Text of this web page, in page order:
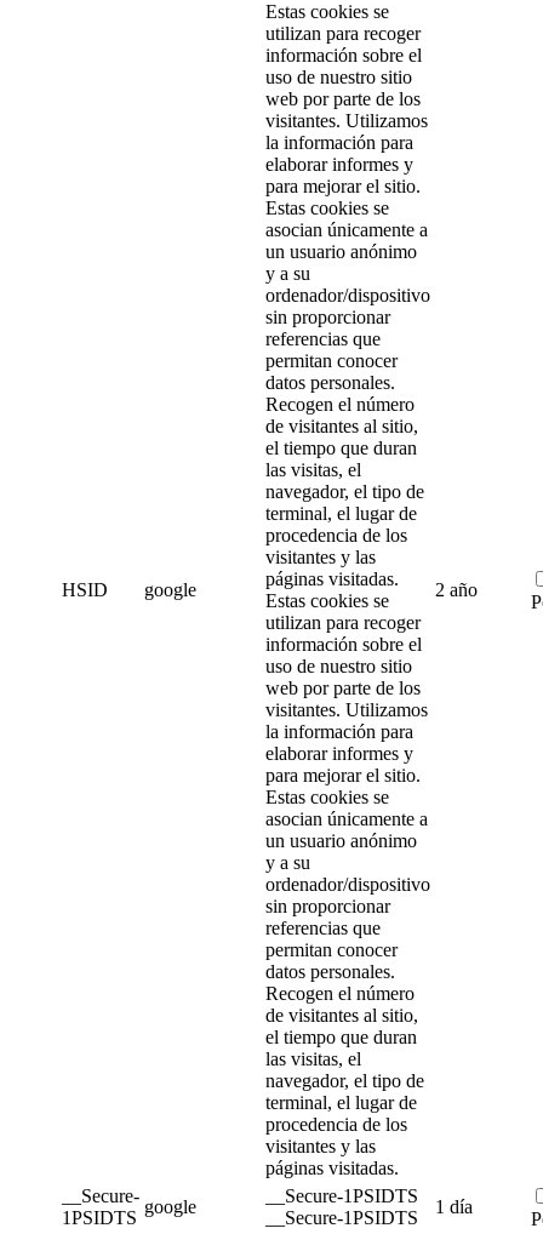
HSID google
Estas cookies se
utilizan para recoger
información sobre el
uso de nuestro sitio
web por parte de los
visitantes. Utilizamos
la información para
elaborar informes y
para mejorar el sitio.
Estas cookies se
asocian únicamente a
un usuario anónimo
y a su
ordenador/dispositivo
sin proporcionar
referencias que
permitan conocer
datos personales.
Recogen el número
de visitantes al sitio,
el tiempo que duran
las visitas, el
navegador, el tipo de
terminal, el lugar de
procedencia de los
visitantes y las
páginas visitadas.
Estas cookies se
utilizan para recoger
información sobre el
uso de nuestro sitio
web por parte de los
visitantes. Utilizamos
la información para
elaborar informes y
para mejorar el sitio.
Estas cookies se
asocian únicamente a
un usuario anónimo
y a su
ordenador/dispositivo
sin proporcionar
referencias que
permitan conocer
datos personales.
Recogen el número
de visitantes al sitio,
el tiempo que duran
las visitas, el
navegador, el tipo de
terminal, el lugar de
procedencia de los
visitantes y las
páginas visitadas.
2 año
__Secure-
1PSIDTS
google
__Secure-1PSIDTS
__Secure-1PSIDTS
1 día